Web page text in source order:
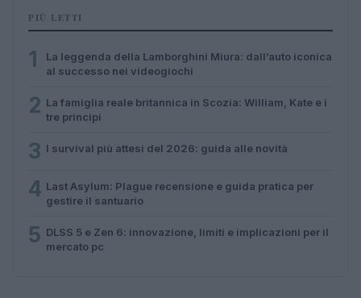
PIÙ LETTI
1
La leggenda della Lamborghini Miura: dall’auto iconica
al successo nei videogiochi
2 La famiglia reale britannica in Scozia: William, Kate e i
tre principi
3 I survival più attesi del 2026: guida alle novità
4 Last Asylum: Plague recensione e guida pratica per
gestire il santuario
5 DLSS 5 e Zen 6: innovazione, limiti e implicazioni per il
mercato pc